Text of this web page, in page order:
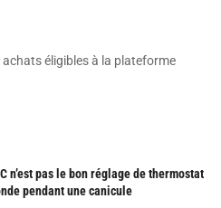
éligibles à la plateforme
n’est pas le bon réglage de thermostat
pendant une canicule